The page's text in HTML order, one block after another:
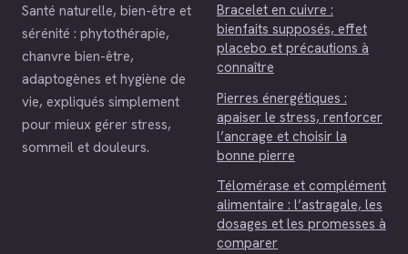
Santé naturelle, bien-être et
sérénité : phytothérapie,
chanvre bien-être,
adaptogènes et hygiène de
vie, expliqués simplement
pour mieux gérer stress,
sommeil et douleurs.
Bracelet en cuivre :
bienfaits supposés, effet
placebo et précautions à
connaître
Pierres énergétiques :
apaiser le stress, renforcer
l’ancrage et choisir la
bonne pierre
Télomérase et complément
alimentaire : l’astragale, les
dosages et les promesses à
comparer